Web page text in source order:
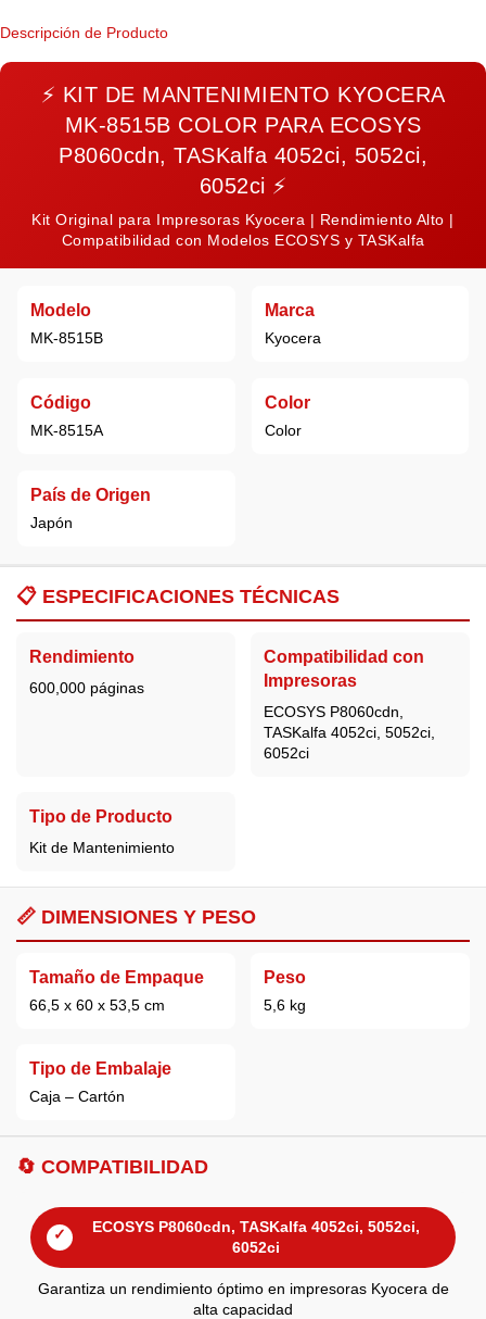
Descripción de Producto
⚡ KIT DE MANTENIMIENTO KYOCERA
MK-8515B COLOR PARA ECOSYS
P8060cdn, TASKalfa 4052ci, 5052ci,
6052ci ⚡
Kit Original para Impresoras Kyocera | Rendimiento Alto |
Compatibilidad con Modelos ECOSYS y TASKalfa
Modelo
MK-8515B
Marca
Kyocera
Código
MK-8515A
Color
Color
País de Origen
Japón
📋 ESPECIFICACIONES TÉCNICAS
Rendimiento
600,000 páginas
Compatibilidad con
Impresoras
ECOSYS P8060cdn,
TASKalfa 4052ci, 5052ci,
6052ci
Tipo de Producto
Kit de Mantenimiento
📏 DIMENSIONES Y PESO
Tamaño de Empaque
66,5 x 60 x 53,5 cm
Peso
5,6 kg
Tipo de Embalaje
Caja – Cartón
🔄 COMPATIBILIDAD
✓
ECOSYS P8060cdn, TASKalfa 4052ci, 5052ci,
6052ci
Garantiza un rendimiento óptimo en impresoras Kyocera de
alta capacidad